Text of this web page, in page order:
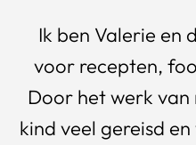
Ik ben Valerie en
voor recepten,
Door het werk
kind veel gereisd